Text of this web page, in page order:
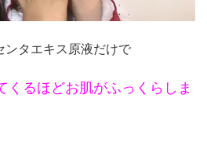
ンタエキス原液だけで
くるほどお肌がふっくらしま